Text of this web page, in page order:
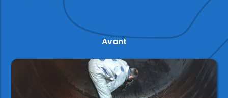
Avant